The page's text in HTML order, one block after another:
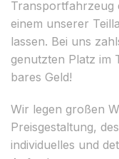
Transportfahrzeug
einem unserer
lassen. Bei uns
genutzten Platz im
bares Geld!
Wir legen großen
Preisgestaltung,
individuelles und